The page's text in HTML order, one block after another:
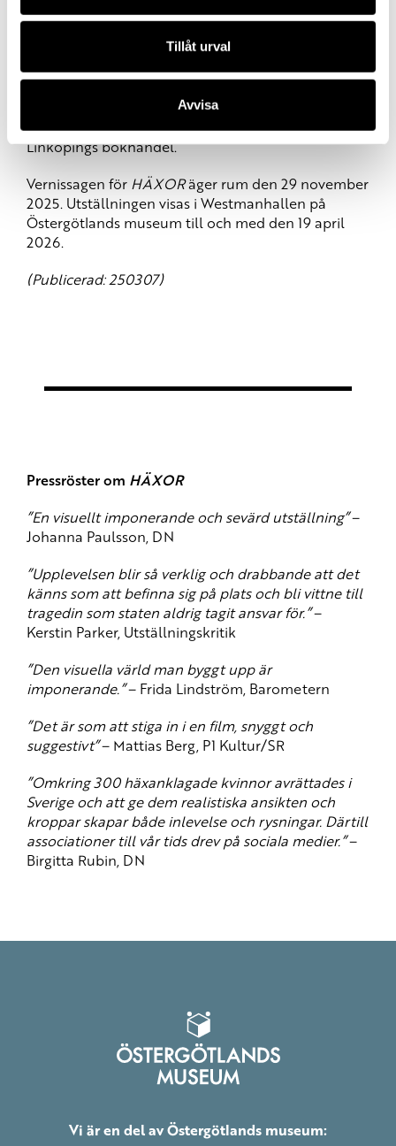
Tillåt urval
Avvisa
skolprogram.
Inom kort släpps Cecilia Düringer och Pompe
Hedengrens bok kopplad till utställningen;Häxor –
med boklanseringen kommer duon till Linköping
redan den 3 april, för ett författarsamtal på
Linköpings bokhandel.
Vernissagen för HÄXORäger rum den 29 november
2025. Utställningen visas i Westmanhallen på
Östergötlands museum till och med den 19 april
2026.
(Publicerad: 250307)
Pressröster om HÄXOR
”En visuellt imponerande och sevärd utställning”–
Johanna Paulsson, DN
”Upplevelsen blir så verklig och drabbande att det
känns som att befinna sig på plats och bli vittne till
tragedin som staten aldrig tagit ansvar för.”–
Kerstin Parker, Utställningskritik
”Den visuella värld man byggt upp är
imponerande.”– Frida Lindström, Barometern
”Det är som att stiga in i en film, snyggt och
suggestivt”– Mattias Berg, P1 Kultur/SR
”Omkring 300 häxanklagade kvinnor avrättades i
Sverige och att ge dem realistiska ansikten och
kroppar skapar både inlevelse och rysningar. Därtill
associationer till vår tids drev på sociala medier.”–
Birgitta Rubin, DN
Vi är en del av Östergötlands museum: